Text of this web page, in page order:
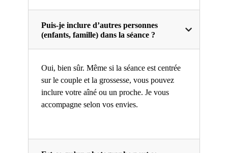
Puis-je inclure d’autres personnes
(enfants, famille) dans la séance ?
Oui, bien sûr. Même si la séance est centrée
sur le couple et la grossesse, vous pouvez
inclure votre aîné ou un proche. Je vous
accompagne selon vos envies.